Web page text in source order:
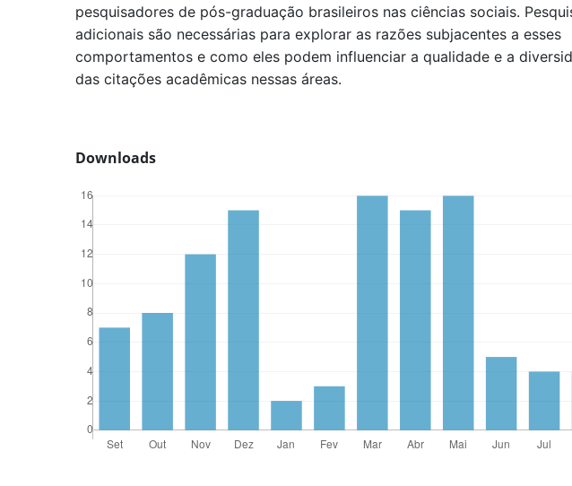
pesquisadores de pós-graduação brasileiros nas ciências sociais.
adicionais são necessárias para explorar as razões subjacentes a esses
comportamentos e como eles podem influenciar a qualidade e a
das citações acadêmicas nessas áreas.
Downloads